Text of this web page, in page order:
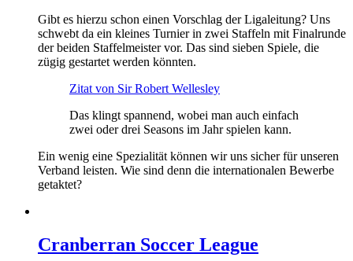
Gibt es hierzu schon einen Vorschlag der Ligaleitung? Uns
schwebt da ein kleines Turnier in zwei Staffeln mit Finalrunde
der beiden Staffelmeister vor. Das sind sieben Spiele, die
zügig gestartet werden könnten.
Zitat von Sir Robert Wellesley
Das klingt spannend, wobei man auch einfach
zwei oder drei Seasons im Jahr spielen kann.
Ein wenig eine Spezialität können wir uns sicher für unseren
Verband leisten. Wie sind denn die internationalen Bewerbe
getaktet?
Cranberran Soccer League